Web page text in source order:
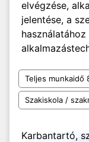
elvégzése,
jelentése, a
Teljes munkaidő
Szakiskola /
Karbantartó,